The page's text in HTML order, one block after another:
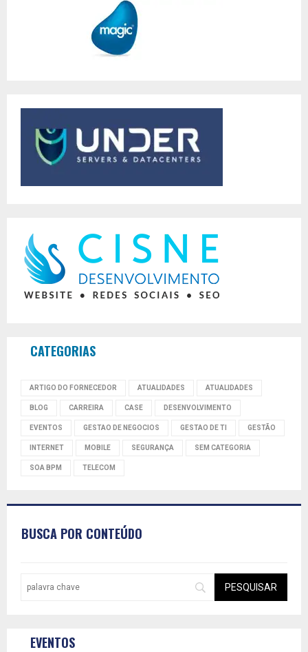
CATEGORIAS
ARTIGO DO FORNECEDOR ATUALIDADES ATUALIDADES
BLOG CARREIRA CASE DESENVOLVIMENTO
EVENTOS GESTAO DE NEGOCIOS GESTAO DE TI GESTÃO
INTERNET MOBILE SEGURANÇA SEM CATEGORIA
SOA BPM TELECOM
BUSCA POR CONTEÚDO
EVENTOS